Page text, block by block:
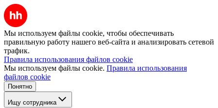
Мы используем файлы cookie, чтобы обеспечивать
правильную работу нашего веб-сайта и анализировать сетевой
трафик.
Правила использования файлов cookie
Мы используем файлы cookie. Правила использования
файлов cookie
Понятно
Ищу сотрудника